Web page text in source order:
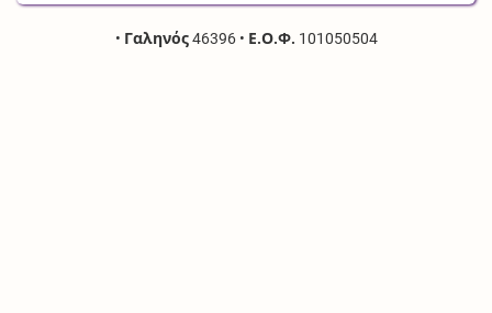
• Γαληνός46396 • Ε.Ο.Φ. 101050504